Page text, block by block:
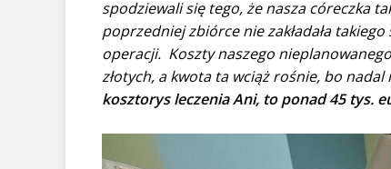
spodziewali się tego, że nasza córeczka
poprzedniej zbiórce nie zakładała
operacji. Koszty naszego
złotych, a kwota ta wciąż rośnie, bo
kosztorys leczenia Ani, to ponad 45 tys.